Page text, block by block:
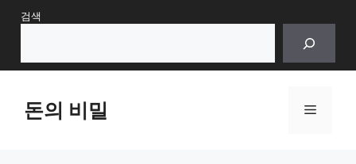
Skip검색
돈의 비밀 Menu